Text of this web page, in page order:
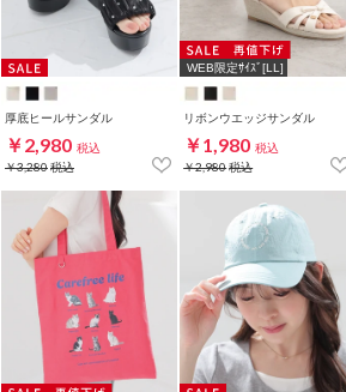
厚底ヒールサンダル
￥2,980 税込
￥3,280税込
WEB限定ｻｲｽﾞ[LL]
リボンウエッジサンダル
￥1,980 税込
￥2,980税込